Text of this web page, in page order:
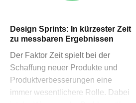
Design Sprints: In kürzester Zeit
zu messbaren Ergebnissen
Der Faktor Zeit spielt bei der
Schaffung neuer Produkte und
Produktverbesserungen eine
immer wesentlichere Rolle. Dabei